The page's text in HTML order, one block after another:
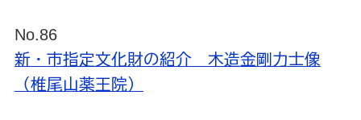
No.86
新・市指定文化財の紹介 木造金剛力士像
（椎尾山薬王院）